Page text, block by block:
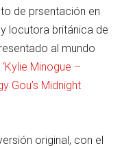
de prsentación en
locutora británica de
al mundo
‘Kylie Minogue –
Gou’s Midnight
original, con el